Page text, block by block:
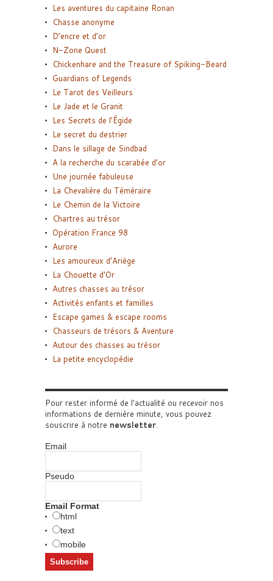
Les aventures du capitaine Ronan
Chasse anonyme
D’encre et d’or
N-Zone Quest
Chickenhare and the Treasure of Spiking-Beard
Guardians of Legends
Le Tarot des Veilleurs
Le Jade et le Granit
Les Secrets de l’Égide
Le secret du destrier
Dans le sillage de Sindbad
A la recherche du scarabée d’or
Une journée fabuleuse
La Chevalière du Téméraire
Le Chemin de la Victoire
Chartres au trésor
Opération France 98
Aurore
Les amoureux d’Ariège
La Chouette d’Or
Autres chasses au trésor
Activités enfants et familles
Escape games & escape rooms
Chasseurs de trésors & Aventure
Autour des chasses au trésor
La petite encyclopédie
Pour rester informé de l'actualité ou recevoir nos
informations de dernière minute, vous pouvez
souscrire à notre newsletter.
Email
Pseudo
Email Format
html
text
mobile